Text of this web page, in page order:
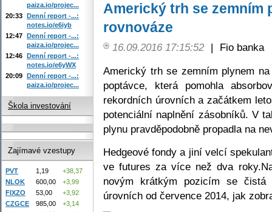
Americký trh se zemním
rovnováze
16.09.2016 17:15:52 |
Fio banka
Americký trh se zemním plynem
poptávce, která pomohla
rekordních úrovních a začátkem
potenciální naplnění zásobníků. V
plynu pravděpodobně propadla na
Hedgeové fondy a jiní velcí
ve futures za více než dva
novým krátkým pozicím se
úrovních od července 2014, jak
paiza.io/projec...
20:33 Denní report -...:
notes.io/e6iyb
12:47 Denní report -...:
paiza.io/projec...
12:46 Denní report -...:
notes.io/e6yWX
20:09 Denní report -...:
paiza.io/projec...
Škola investování
Zajímavé vzestupy
PVT 1,19
+38,37
NLOK
600,00
+3,99
FIXZO
53,00
+3,92
CZGCE
985,00
+3,14